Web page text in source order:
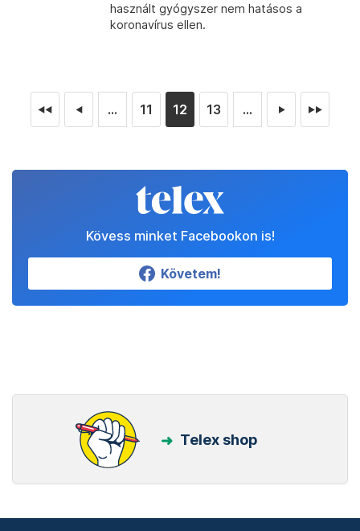
használt gyógyszer nem hatásos a
koronavírus ellen.
◄◄ ◄ ... 11 12 13 ... ► ►►
Kövess minket Facebookon is!
Követem!
Telex shop